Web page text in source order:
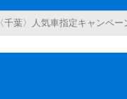
〈千葉〉人気車指定キャンペー